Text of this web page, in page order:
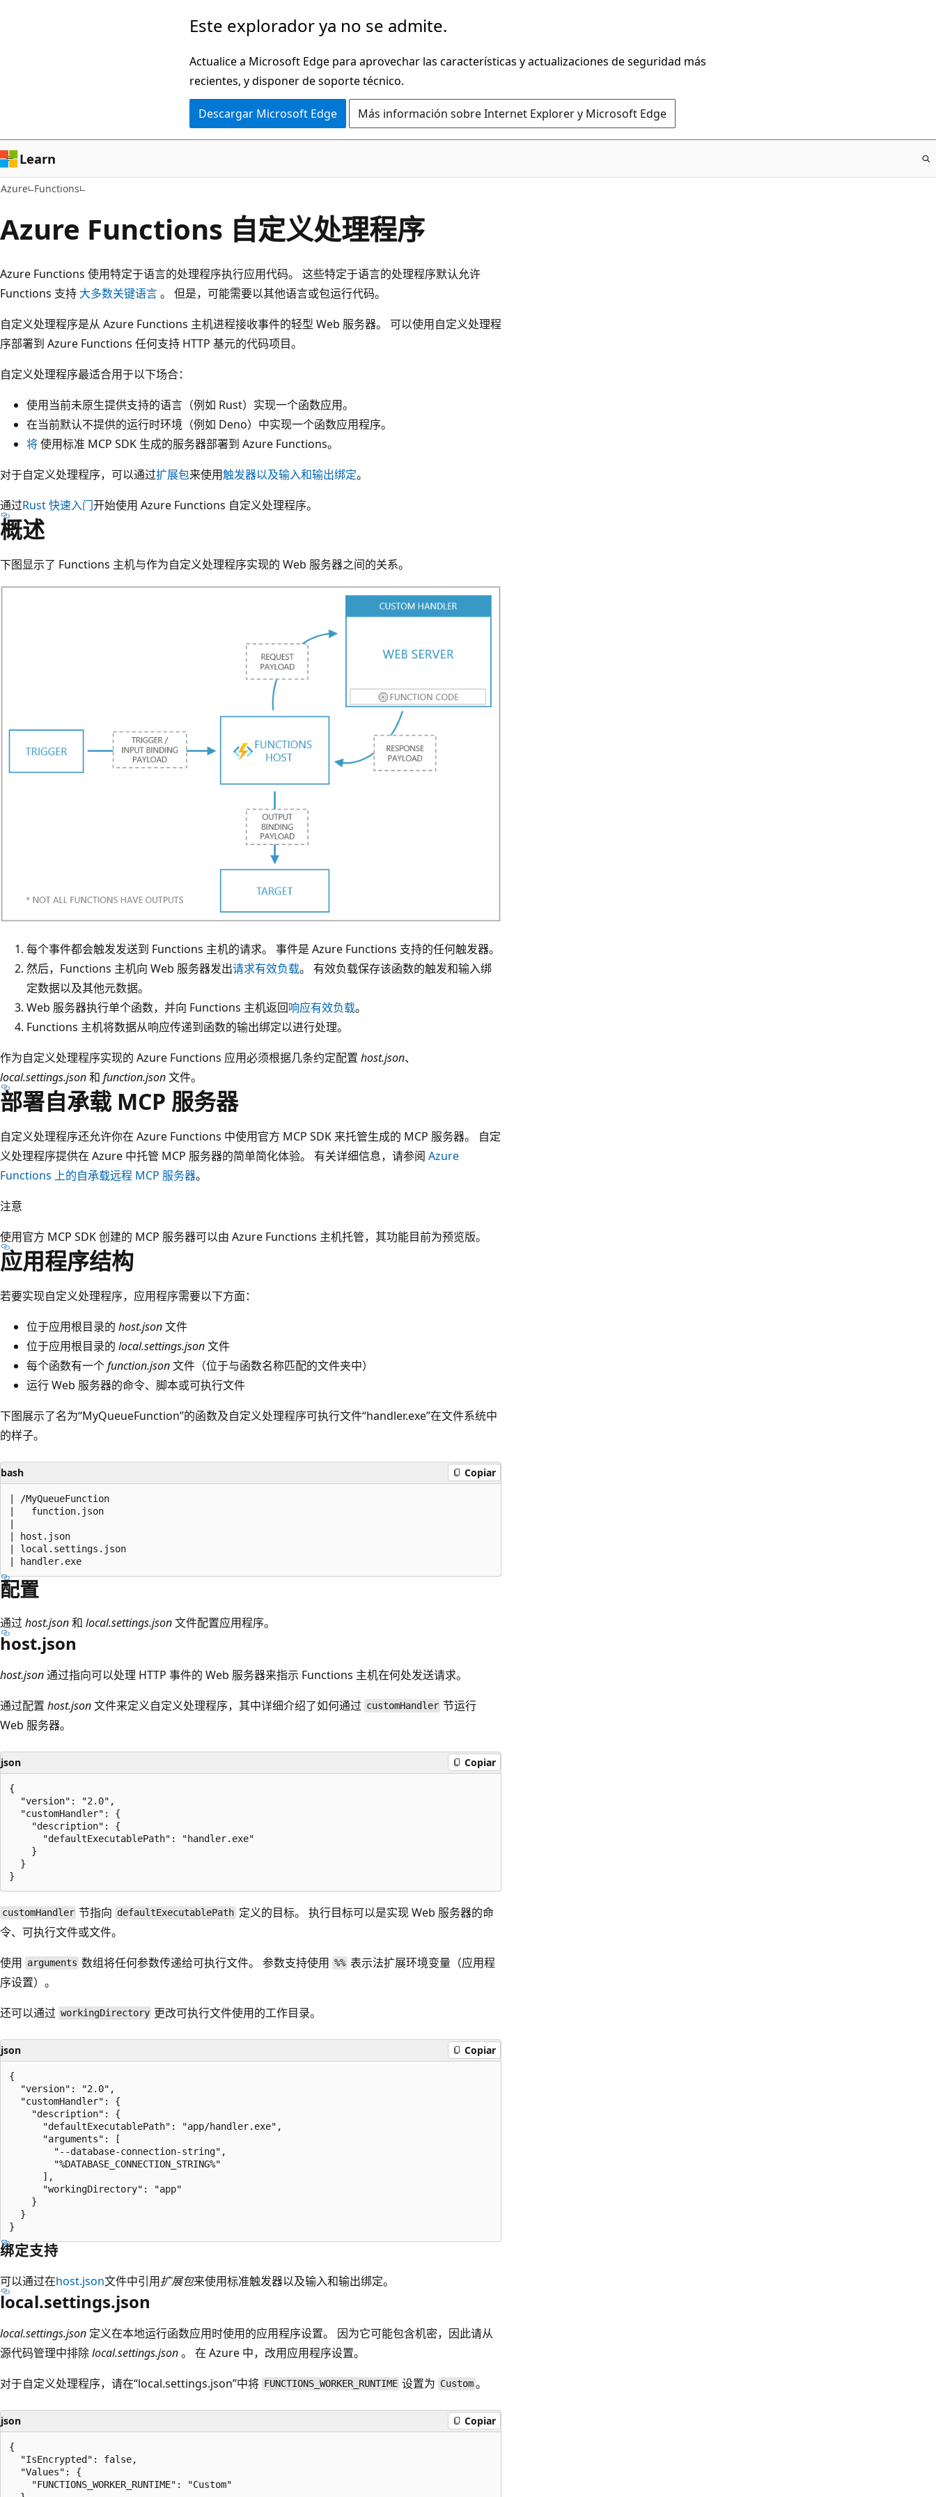
Este explorador ya no se admite.
Actualice a Microsoft Edge para aprovechar las características y actualizaciones de seguridad más
recientes, y disponer de soporte técnico.
Descargar Microsoft Edge Más información sobre Internet Explorer y Microsoft Edge
Learn
Azure Functions
Azure Functions 自定义处理程序
Azure Functions 使用特定于语言的处理程序执行应用代码。 这些特定于语言的处理程序默认允许
Functions 支持 大多数关键语言。 但是，可能需要以其他语言或包运行代码。
自定义处理程序是从 Azure Functions 主机进程接收事件的轻型 Web 服务器。 可以使用自定义处理程
序部署到 Azure Functions 任何支持 HTTP 基元的代码项目。
自定义处理程序最适合用于以下场合：
使用当前未原生提供支持的语言（例如 Rust）实现一个函数应用。
在当前默认不提供的运行时环境（例如 Deno）中实现一个函数应用程序。
将使用标准 MCP SDK 生成的服务器部署到 Azure Functions。
对于自定义处理程序，可以通过扩展包来使用触发器以及输入和输出绑定。
通过Rust 快速入门开始使用 Azure Functions 自定义处理程序。
概述
下图显示了 Functions 主机与作为自定义处理程序实现的 Web 服务器之间的关系。
每个事件都会触发发送到 Functions 主机的请求。 事件是 Azure Functions 支持的任何触发器。
然后，Functions 主机向 Web 服务器发出请求有效负载。 有效负载保存该函数的触发和输入绑
定数据以及其他元数据。
Web 服务器执行单个函数，并向 Functions 主机返回响应有效负载。
Functions 主机将数据从响应传递到函数的输出绑定以进行处理。
作为自定义处理程序实现的 Azure Functions 应用必须根据几条约定配置 host.json、
local.settings.json和 function.json文件。
部署自承载 MCP 服务器
自定义处理程序还允许你在 Azure Functions 中使用官方 MCP SDK 来托管生成的 MCP 服务器。 自定
义处理程序提供在 Azure 中托管 MCP 服务器的简单简化体验。 有关详细信息，请参阅 Azure
Functions 上的自承载远程 MCP 服务器。
注意
使用官方 MCP SDK 创建的 MCP 服务器可以由 Azure Functions 主机托管，其功能目前为预览版。
应用程序结构
若要实现自定义处理程序，应用程序需要以下方面：
位于应用根目录的 host.json文件
位于应用根目录的 local.settings.json文件
每个函数有一个function.json文件（位于与函数名称匹配的文件夹中）
运行 Web 服务器的命令、脚本或可执行文件
下图展示了名为“MyQueueFunction”的函数及自定义处理程序可执行文件“handler.exe”在文件系统中
的样子。
bash Copiar
| /MyQueueFunction
|   function.json
| host.json
| local.settings.json
配置
通过 host.json和 local.settings.json文件配置应用程序。
host.json
host.json通过指向可以处理 HTTP 事件的 Web 服务器来指示 Functions 主机在何处发送请求。
通过配置 host.json文件来定义自定义处理程序，其中详细介绍了如何通过 customHandler 节运行
Web 服务器。
json Copiar
{
  "version": "2.0",
  "customHandler": {
    "description": {
      "defaultExecutablePath": "handler.exe"
    }
  }
customHandler 节指向 defaultExecutablePath 定义的目标。 执行目标可以是实现 Web 服务器的命
令、可执行文件或文件。
使用 arguments 数组将任何参数传递给可执行文件。 参数支持使用 %% 表示法扩展环境变量（应用程
序设置）。
还可以通过 workingDirectory 更改可执行文件使用的工作目录。
json Copiar
{
  "version": "2.0",
  "customHandler": {
    "description": {
      "defaultExecutablePath": "app/handler.exe",
      "arguments": [
        "--database-connection-string",
        "%DATABASE_CONNECTION_STRING%"
      ],
      "workingDirectory": "app"
    }
  }
绑定支持
可以通过在host.json文件中引用扩展包来使用标准触发器以及输入和输出绑定。
local.settings.json
local.settings.json 定义在本地运行函数应用时使用的应用程序设置。 因为它可能包含机密，因此请从
源代码管理中排除local.settings.json。 在 Azure 中，改用应用程序设置。
对于自定义处理程序，请在“local.settings.json”中将
FUNCTIONS_WORKER_RUNTIME 设置为 Custom。
json Copiar
{
  "IsEncrypted": false,
  "Values": {
    "FUNCTIONS_WORKER_RUNTIME": "Custom"